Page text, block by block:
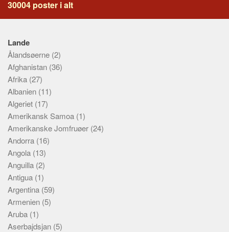
30004 poster i alt
Lande
Ålandsøerne (2)
Afghanistan (36)
Afrika (27)
Albanien (11)
Algeriet (17)
Amerikansk Samoa (1)
Amerikanske Jomfruøer (24)
Andorra (16)
Angola (13)
Anguilla (2)
Antigua (1)
Argentina (59)
Armenien (5)
Aruba (1)
Aserbajdsjan (5)